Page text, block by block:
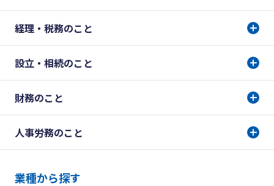
経理・税務のこと
設立・相続のこと
財務のこと
人事労務のこと
業種から探す